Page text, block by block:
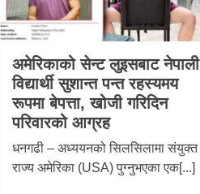
अमेरिकाको सेन्ट लुइसबाट नेपाली
विद्यार्थी सुशान्त पन्त रहस्यमय
रूपमा बेपत्ता, खोजी गरिदिन
परिवारको आग्रह
धनगढी – अध्ययनको सिलसिलामा संयुक्त
राज्य अमेरिका (USA) पुग्नुभएका एक[...]